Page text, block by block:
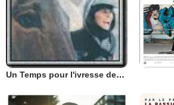
Un Temps pour l'ivresse des chevaux